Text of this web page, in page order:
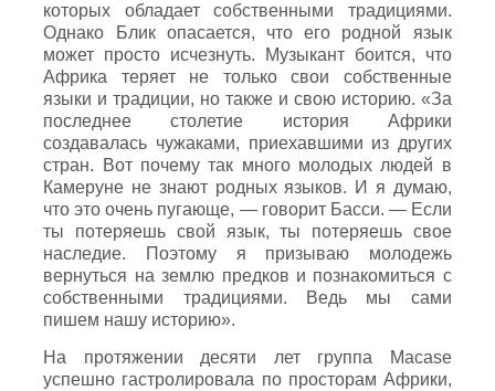
которых обладает собственными традициями.
Однако Блик опасается, что его родной язык
может просто исчезнуть. Музыкант боится, что
Африка теряет не только свои собственные
языки и традиции, но также и свою историю. «За
последнее столетие история Африки
создавалась чужаками, приехавшими из других
стран. Вот почему так много молодых людей в
Камеруне не знают родных языков. И я думаю,
что это очень пугающе, — говорит Басси. — Если
ты потеряешь свой язык, ты потеряешь свое
наследие. Поэтому я призываю молодежь
вернуться на землю предков и познакомиться с
собственными традициями. Ведь мы сами
пишем нашу историю».
На протяжении десяти лет группа Macase
успешно гастролировала по просторам Африки,